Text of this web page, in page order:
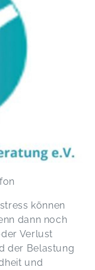
können
dann noch
Verlust
der Belastung
und